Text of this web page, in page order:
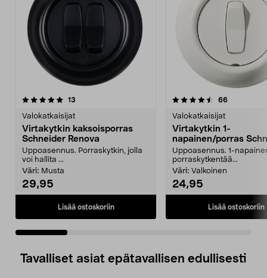
13
Valokatkaisijat
Virtakytkin kaksoisporras
Schneider Renova
Uppoasennus. Porraskytkin, jolla
voi hallita ...
Väri: Musta
29,95
Lisää ostoskoriin
4.5 viidestä
66arvostelut
Valokatkaisijat
Virtakytkin 1-
napainen/porras
Renova
Uppoasennus. 1-
porraskytkentää...
Väri: Valkoinen
24,95
Lisää ostoskoriin
4.5 viidestä
Tavalliset asiat epätavallisen edullisesti